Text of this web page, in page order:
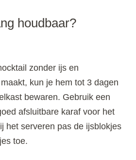
houdbaar?
zonder ijs en
kun je hem tot 3 dagen
bewaren. Gebruik een
afsluitbare karaf voor het
het serveren pas de ijsblokjes
toe.